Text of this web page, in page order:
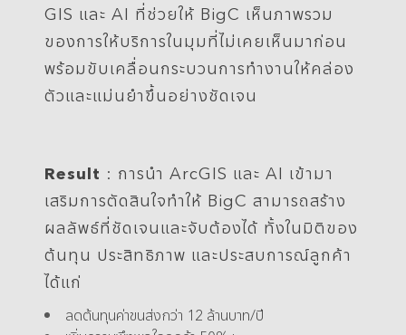
GIS และ AI ที่ช่วยให้ BigC เห็นภาพรวม
ของการให้บริการในมุมที่ไม่เคยเห็นมาก่อน
พร้อมขับเคลื่อนกระบวนการทำงานให้คล่อง
ตัวและแม่นยำขึ้นอย่างชัดเจน
Result : การนำ ArcGIS และ AI เข้ามา
เสริมการตัดสินใจทำให้ BigC สามารถสร้าง
ผลลัพธ์ที่ชัดเจนและจับต้องได้ ทั้งในมิติของ
ต้นทุน ประสิทธิภาพ และประสบการณ์ลูกค้า
ได้แก่
ลดต้นทุนค่าขนส่งกว่า 12 ล้านบาท/ปี